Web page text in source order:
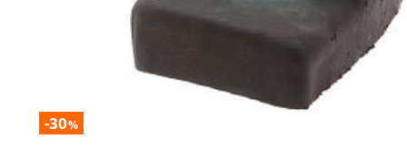
-30%